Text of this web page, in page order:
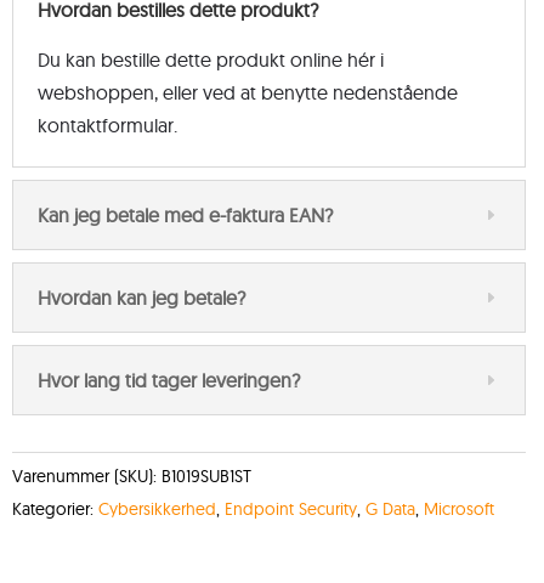
Hvordan bestilles dette produkt?
Du kan bestille dette produkt online hér i
webshoppen, eller ved at benytte nedenstående
kontaktformular.
Kan jeg betale med e-faktura EAN?
Hvordan kan jeg betale?
Hvor lang tid tager leveringen?
Varenummer (SKU): B1019SUB1ST
Kategorier: Cybersikkerhed, Endpoint Security, G Data, Microsoft